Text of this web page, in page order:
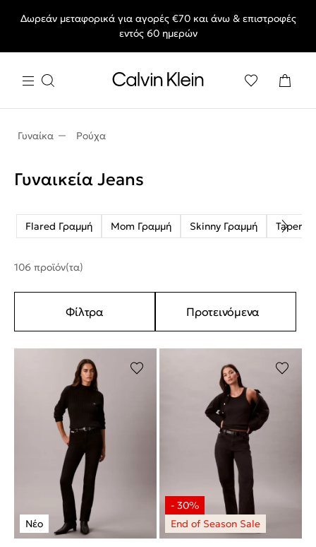
End of Season Sale: Αγαπημένα styles, στις τιμές που θες.
Δωρεάν μεταφορικά για αγορές €70 και άνω & επιστροφές
εντός 60 ημερών
Γυναίκα Ρούχα
Γυναικεία Jeans
Flared Γραμμή Mom Γραμμή Skinny Γραμμή
106 προϊόν(τα)
Φίλτρα Προτεινόμενα